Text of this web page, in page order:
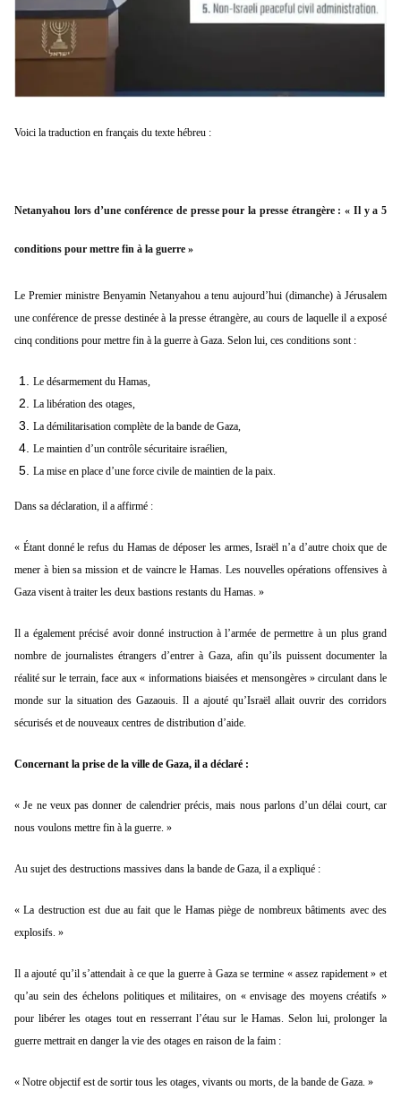
Voici la traduction en français du texte hébreu :
Netanyahou lors d’une conférence de presse pour la presse étrangère : « Il y a 5
conditions pour mettre fin à la guerre »
Le Premier ministre Benyamin Netanyahou a tenu aujourd’hui (dimanche) à Jérusalem
une conférence de presse destinée à la presse étrangère, au cours de laquelle il a exposé
cinq conditions pour mettre fin à la guerre à Gaza. Selon lui, ces conditions sont :
Le désarmement du Hamas,
La libération des otages,
La démilitarisation complète de la bande de Gaza,
Le maintien d’un contrôle sécuritaire israélien,
La mise en place d’une force civile de maintien de la paix.
Dans sa déclaration, il a affirmé :
« Étant donné le refus du Hamas de déposer les armes, Israël n’a d’autre choix que de
mener à bien sa mission et de vaincre le Hamas. Les nouvelles opérations offensives à
Gaza visent à traiter les deux bastions restants du Hamas. »
Il a également précisé avoir donné instruction à l’armée de permettre à un plus grand
nombre de journalistes étrangers d’entrer à Gaza, afin qu’ils puissent documenter la
réalité sur le terrain, face aux « informations biaisées et mensongères » circulant dans le
monde sur la situation des Gazaouis. Il a ajouté qu’Israël allait ouvrir des corridors
sécurisés et de nouveaux centres de distribution d’aide.
Concernant la prise de la ville de Gaza, il a déclaré :
« Je ne veux pas donner de calendrier précis, mais nous parlons d’un délai court, car
nous voulons mettre fin à la guerre. »
Au sujet des destructions massives dans la bande de Gaza, il a expliqué :
« La destruction est due au fait que le Hamas piège de nombreux bâtiments avec des
explosifs. »
Il a ajouté qu’il s’attendait à ce que la guerre à Gaza se termine « assez rapidement » et
qu’au sein des échelons politiques et militaires, on « envisage des moyens créatifs »
pour libérer les otages tout en resserrant l’étau sur le Hamas. Selon lui, prolonger la
guerre mettrait en danger la vie des otages en raison de la faim :
« Notre objectif est de sortir tous les otages, vivants ou morts, de la bande de Gaza. »